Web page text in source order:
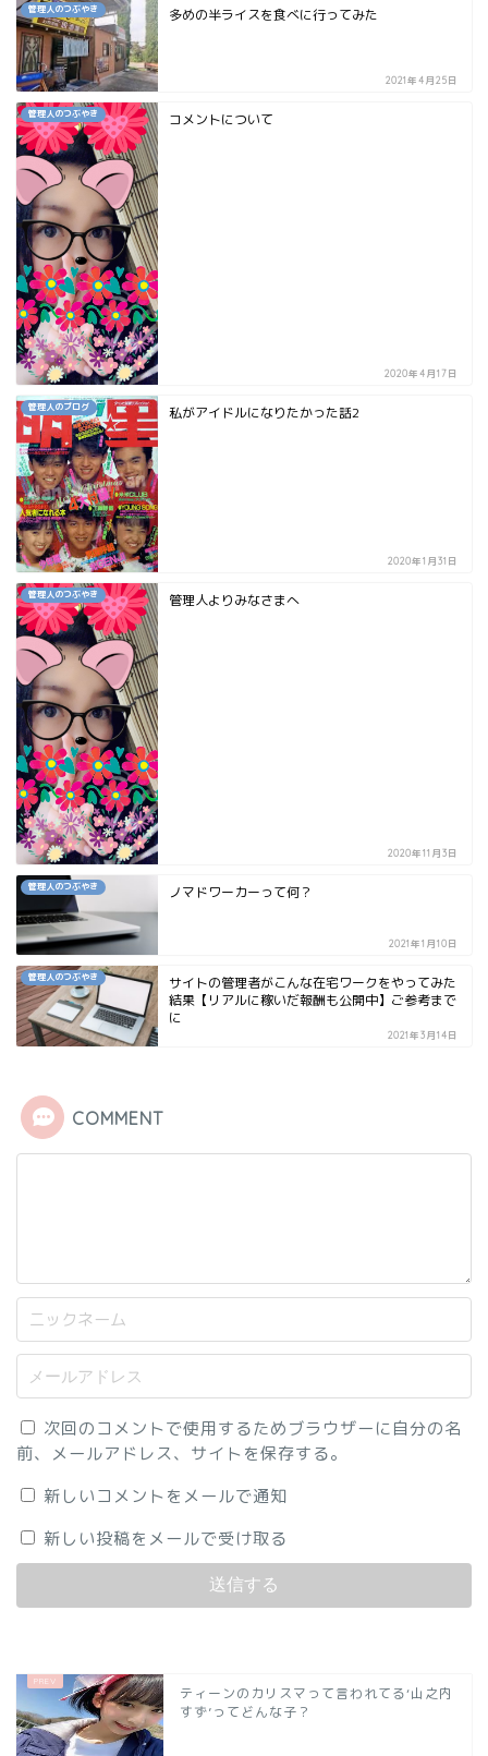
管理人のつぶやき 多めの半ライスを食べに行ってみた
2021年4月25日
管理人のつぶやき コメントについて
2020年4月17日
管理人のブログ 私がアイドルになりたかった話2
2020年1月31日
管理人のつぶやき 管理人よりみなさまへ
2020年11月3日
管理人のつぶやき ノマドワーカーって何？
2021年1月10日
管理人のつぶやき
サイトの管理者がこんな在宅ワークをやってみた
結果【リアルに稼いだ報酬も公開中】ご参考まで
に
2021年3月14日
COMMENT
次回のコメントで使用するためブラウザーに自分の名
前、メールアドレス、サイトを保存する。
新しいコメントをメールで通知
新しい投稿をメールで受け取る
ティーンのカリスマって言われてる‘山之内
すず’ってどんな子？